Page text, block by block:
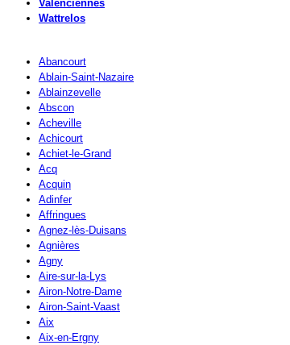
Valenciennes
Wattrelos
Abancourt
Ablain-Saint-Nazaire
Ablainzevelle
Abscon
Acheville
Achicourt
Achiet-le-Grand
Acq
Acquin
Adinfer
Affringues
Agnez-lès-Duisans
Agnières
Agny
Aire-sur-la-Lys
Airon-Notre-Dame
Airon-Saint-Vaast
Aix
Aix-en-Ergny